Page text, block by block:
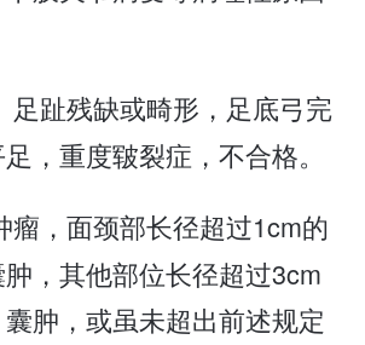
足趾残缺或畸形，足底弓完
，重度皲裂症，不合格。
瘤，面颈部长径超过1cm的
，其他部位长径超过3cm
肿，或虽未超出前述规定